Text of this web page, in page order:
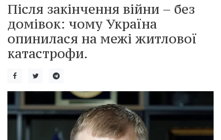
Після закінчення війни – без
домівок: чому Україна
опинилася на межі житлової
катастрофи.